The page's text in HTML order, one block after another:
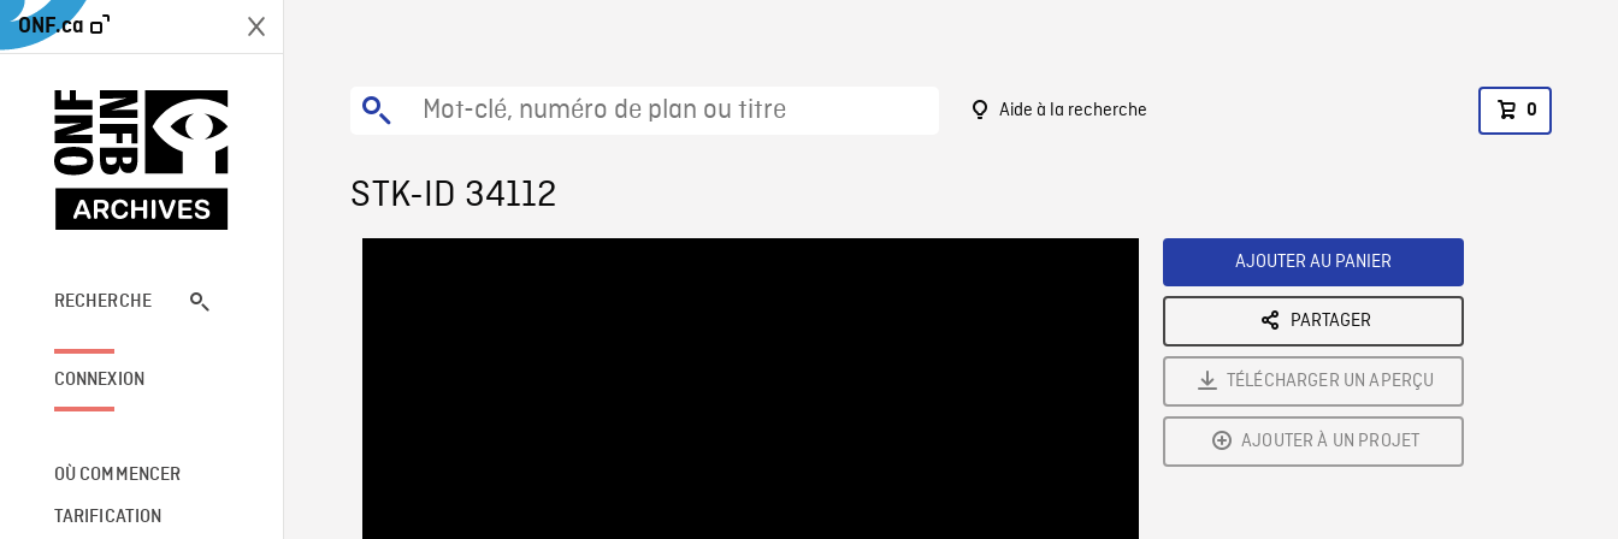
ONF.ca
RECHERCHE
CONNEXION
OÙ COMMENCER
TARIFICATION
Aide à la recherche 0
STK-ID 34112
AJOUTER AU PANIER
PARTAGER
TÉLÉCHARGER UN APERÇU
AJOUTER À UN PROJET